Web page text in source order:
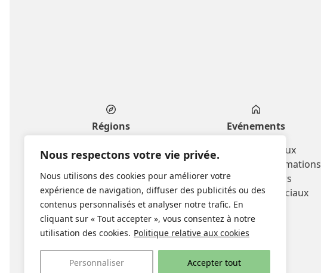
Nous respectons votre vie privée.
Nous utilisons des cookies pour améliorer votre
expérience de navigation, diffuser des publicités ou des
contenus personnalisés et analyser notre trafic. En
cliquant sur « Tout accepter », vous consentez à notre
utilisation des cookies. Politique relative aux cookies
Personnaliser Accepter tout
Régions
Genève
Fribourg
Valais
Neuchâtel
Jura bernois
Jura
Evénements
Privés & familiaux
Professionnels & formations
Culture & loisirs
Publics & commerciaux